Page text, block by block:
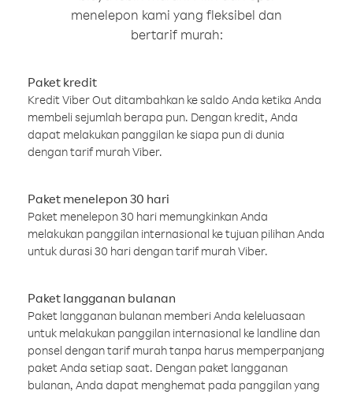
menelepon kami yang fleksibel dan
bertarif murah:
Paket kredit
Kredit Viber Out ditambahkan ke saldo Anda ketika Anda
membeli sejumlah berapa pun. Dengan kredit, Anda
dapat melakukan panggilan ke siapa pun di dunia
dengan tarif murah Viber.
Paket menelepon 30 hari
Paket menelepon 30 hari memungkinkan Anda
melakukan panggilan internasional ke tujuan pilihan Anda
untuk durasi 30 hari dengan tarif murah Viber.
Paket langganan bulanan
Paket langganan bulanan memberi Anda keleluasaan
untuk melakukan panggilan internasional ke landline dan
ponsel dengan tarif murah tanpa harus memperpanjang
paket Anda setiap saat. Dengan paket langganan
bulanan, Anda dapat menghemat pada panggilan yang